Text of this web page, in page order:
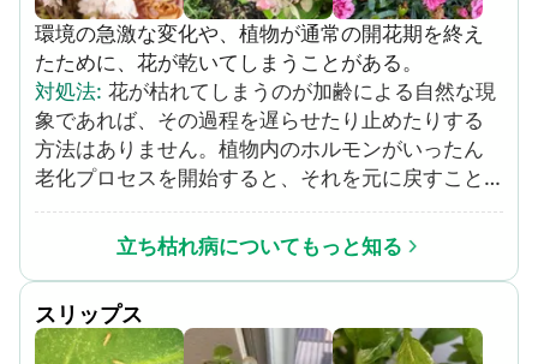
などの天然由来の殺虫剤を、ラベルに表記された
指示に従って使用してみてください。 それでも駄
目なら、合成殺虫剤を使用しましょう。ハムシ駆
除に有効な殺虫剤の例としては、カルバリル、ペ
ルメトリン、ビフェントリンなどがあります。殺
虫剤はラベルに表記された指示に従って使用して
ください。
環境の急激な変化や、植物が通常の開花期を終え
たために、花が乾いてしまうことがある。
対処法: 花が枯れてしまうのが加齢による自然な現
象であれば、その過程を遅らせたり止めたりする
方法はありません。植物内のホルモンがいったん
老化プロセスを開始すると、それを元に戻すこと
はできないのです。 水不足の場合は、室温の雨
水、ボトルに入れた湧水、ろ過した水道水などを
用いて、すぐ水やりをしましょう。余分な水が鉢
上に植えてある植物の場合は、土が浸水するまで
水を与えますが、表面には水が溜まらないように
立ち枯れ病についてもっと知る
スリップス